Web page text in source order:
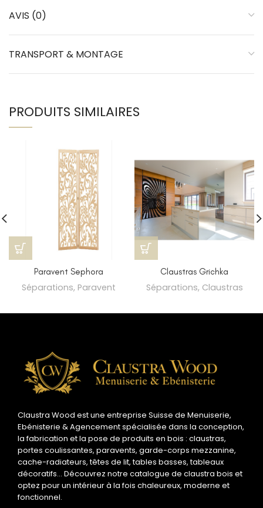
AVIS (0)
TRANSPORT & MONTAGE
PRODUITS SIMILAIRES
Paravent Sephora
Séparations, Paravent
Claustras Grichka
Séparations, Claustras
Claustra Wood est une entreprise Suisse de Menuiserie,
Ebénisterie & Agencement spécialisée dans la conception,
la fabrication et la pose de produits en bois : claustras,
portes coulissantes, paravents, garde-corps mezzanine,
cache-radiateurs, têtes de lit, tables basses, tableaux
décoratifs… Découvrez notre catalogue de claustra bois et
optez pour un intérieur à la fois chaleureux, moderne et
fonctionnel.